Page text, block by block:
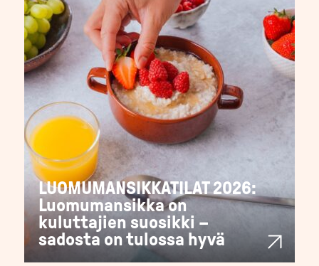
LUOMUMANSIKKATILAT 2026:
Luomumansikka on
kuluttajien suosikki –
sadosta on tulossa hyvä